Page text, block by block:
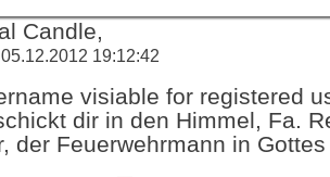
Candle,
19:12:42
visiable for registered
dir in den Himmel, Fa.
der Feuerwehrmann in Gottes